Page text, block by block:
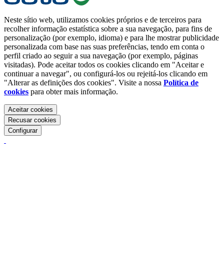
Neste sítio web, utilizamos cookies próprios e de terceiros para
recolher informação estatística sobre a sua navegação, para fins de
personalização (por exemplo, idioma) e para lhe mostrar publicidade
personalizada com base nas suas preferências, tendo em conta o
perfil criado ao seguir a sua navegação (por exemplo, páginas
visitadas). Pode aceitar todos os cookies clicando em "Aceitar e
continuar a navegar", ou configurá-los ou rejeitá-los clicando em
"Alterar as definições dos cookies". Visite a nossa Política de
cookies para obter mais informação.
Aceitar cookies
Recusar cookies
Configurar